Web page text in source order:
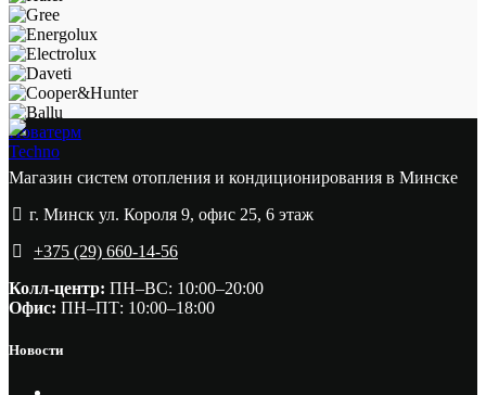
Новатерм
Techno
Магазин систем отопления и кондиционирования в Минске
г. Минск ул. Короля 9, офис 25, 6 этаж
+375 (29) 660-14-56
Колл-центр: ПН–ВС: 10:00–20:00​
Офис: ПН–ПТ: 10:00–18:00
Новости